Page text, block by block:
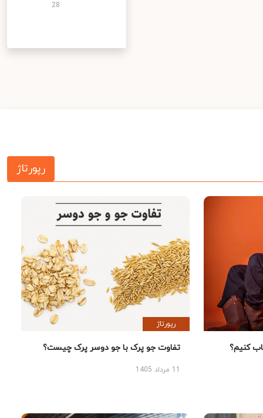
28
رپورتاژ
کنیم؟
رپورتاژ
تفاوت جو پرک با جو دوسر پرک چیست؟